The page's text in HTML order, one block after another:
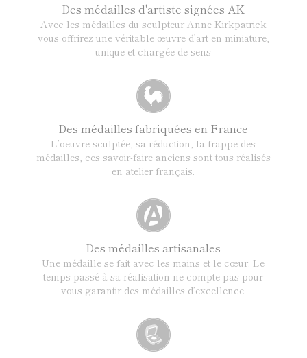
Des médailles d'artiste signées AK
Avec les médailles du sculpteur Anne Kirkpatrick
vous offrirez une véritable œuvre d’art en miniature,
unique et chargée de sens
Des médailles fabriquées en France
L’oeuvre sculptée, sa réduction, la frappe des
médailles, ces savoir-faire anciens sont tous réalisés
en atelier français.
Des médailles artisanales
Une médaille se fait avec les mains et le cœur. Le
temps passé à sa réalisation ne compte pas pour
vous garantir des médailles d’excellence.